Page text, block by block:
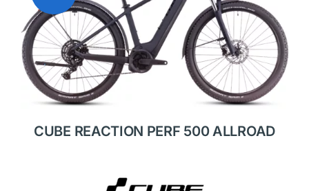
CUBE REACTION PERF 500 ALLROAD